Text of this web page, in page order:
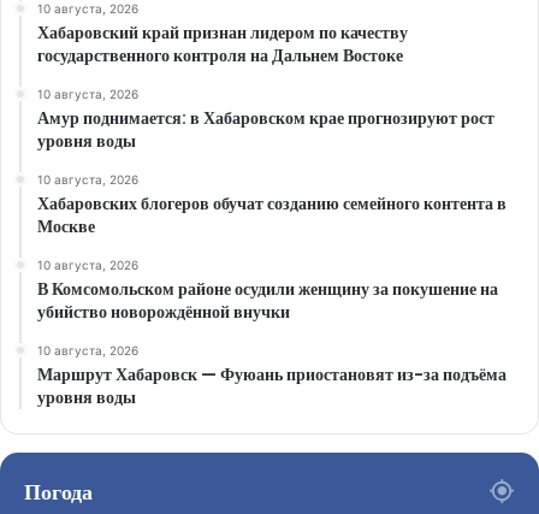
10 августа, 2026
Хабаровский край признан лидером по качеству
государственного контроля на Дальнем Востоке
10 августа, 2026
Амур поднимается: в Хабаровском крае прогнозируют рост
уровня воды
10 августа, 2026
Хабаровских блогеров обучат созданию семейного контента в
Москве
10 августа, 2026
В Комсомольском районе осудили женщину за покушение на
убийство новорождённой внучки
10 августа, 2026
Маршрут Хабаровск — Фуюань приостановят из-за подъёма
уровня воды
Погода